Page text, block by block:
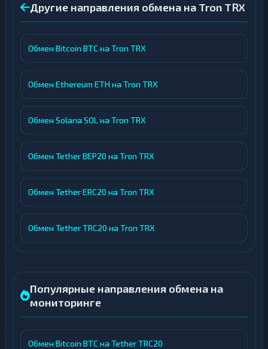
Другие направления обмена на Tron TRX
Обмен Bitcoin BTC на Tron TRX
Обмен Ethereum ETH на Tron TRX
Обмен Solana SOL на Tron TRX
Обмен Tether BEP20 на Tron TRX
Обмен Tether ERC20 на Tron TRX
Обмен Tether TRC20 на Tron TRX
Популярные направления обмена на
мониторинге
Обмен Bitcoin BTC на Tether TRC20